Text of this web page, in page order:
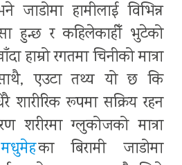
जाडोमा हामीलाई विभिन्न
हुन्छ र कहिलेकाहीँ भुटेको
हाम्रो रगतमा चिनीको मात्रा
साथै, एउटा तथ्य यो छ कि
शारीरिक रूपमा सक्रिय रहन
ग्लुकोजको मात्रा
मधुमेहका बिरामी जाडोमा